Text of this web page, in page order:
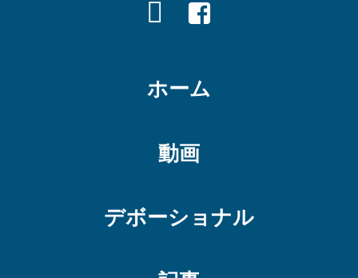
YOUTUBE
ホーム
動画
デボーショナル